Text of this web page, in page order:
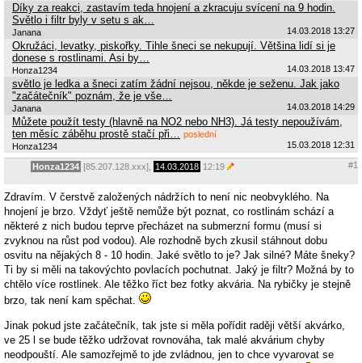
Díky za reakci, zastavím teda hnojení a zkracuju svícení na 9 hodin.
Světlo i filtr byly v setu s ak…
Janana 14.03.2018 13:27
Okružáci, levatky, piskořky. Tihle šneci se nekupují. Většina lidí si je
donese s rostlinami. Asi by…
Honza1234 14.03.2018 13:47
světlo je ledka a šneci zatím žádní nejsou, někde je seženu. Jak jako
"začátečník" poznám, že je vše…
Janana 14.03.2018 14:29
Můžete použít testy (hlavně na NO2 nebo NH3). Já testy nepoužívám,
ten měsíc záběhu prostě stačí při…
poslední
Honza1234
15.03.2018 12:31
Honza1234 [85.207.128.xxx], 14.03.2018 12:19 #1
Zdravím. V čerstvě založených nádržích to není nic neobvyklého. Na
hnojení je brzo. Vždyť ještě nemůže být poznat, co rostlinám schází a
některé z nich budou teprve přecházet na submerzní formu (musí si
zvyknou na růst pod vodou). Ale rozhodně bych zkusil stáhnout dobu
osvitu na nějakých 8 - 10 hodin. Jaké světlo to je? Jak silné? Máte šneky?
Ti by si měli na takovýchto povlacích pochutnat. Jaký je filtr? Možná by to
chtělo více rostlinek. Ale těžko říct bez fotky akvária. Na rybičky je stejně
brzo, tak není kam spěchat.
Jinak pokud jste začátečník, tak jste si měla pořídit raději větší akvárko,
ve 25 l se bude těžko udržovat rovnováha, tak malé akvárium chyby
neodpouští. Ale samozřejmě to jde zvládnou, jen to chce vyvarovat se